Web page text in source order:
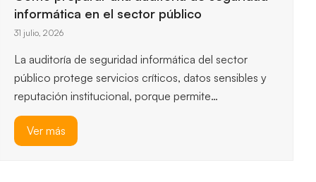
esenciales, así que entender los…
Ver más